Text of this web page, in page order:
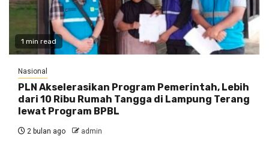
1 min read
Nasional
PLN Akselerasikan Program Pemerintah, Lebih
dari 10 Ribu Rumah Tangga di Lampung Terang
lewat Program BPBL
2 bulan ago admin